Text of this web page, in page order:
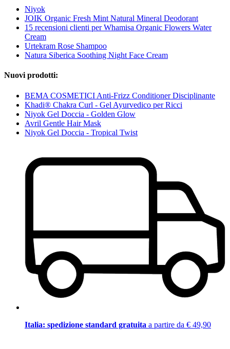
Niyok
JOIK Organic Fresh Mint Natural Mineral Deodorant
15 recensioni clienti per Whamisa Organic Flowers Water
Cream
Urtekram Rose Shampoo
Natura Siberica Soothing Night Face Cream
Nuovi prodotti:
BEMA COSMETICI Anti-Frizz Conditioner Disciplinante
Khadi® Chakra Curl - Gel Ayurvedico per Ricci
Niyok Gel Doccia - Golden Glow
Avril Gentle Hair Mask
Niyok Gel Doccia - Tropical Twist
Italia: spedizione standard gratuita a partire da € 49,90